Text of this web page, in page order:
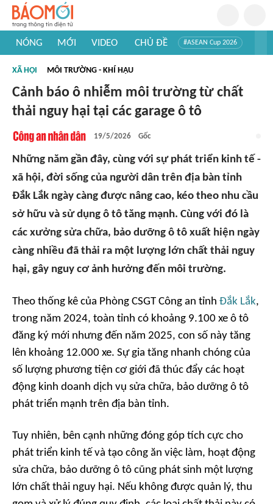
NÓNG MỚI VIDEO CHỦ ĐỀ #ASEAN Cup 2026
#Khám phá thế giới
XÃ HỘI MÔI TRƯỜNG - KHÍ HẬU
Cảnh báo ô nhiễm môi trường từ chất
thải nguy hại tại các garage ô tô
19/5/2026 Gốc
Những năm gần đây, cùng với sự phát triển kinh tế -
xã hội, đời sống của người dân trên địa bàn tỉnh
Đắk Lắk ngày càng được nâng cao, kéo theo nhu cầu
sở hữu và sử dụng ô tô tăng mạnh. Cùng với đó là
các xưởng sửa chữa, bảo dưỡng ô tô xuất hiện ngày
càng nhiều đã thải ra một lượng lớn chất thải nguy
hại, gây nguy cơ ảnh hưởng đến môi trường.
Theo thống kê của Phòng CSGT Công an tỉnh Đắk Lắk,
trong năm 2024, toàn tỉnh có khoảng 9.100 xe ô tô
đăng ký mới nhưng đến năm 2025, con số này tăng
lên khoảng 12.000 xe. Sự gia tăng nhanh chóng của
số lượng phương tiện cơ giới đã thúc đẩy các hoạt
động kinh doanh dịch vụ sửa chữa, bảo dưỡng ô tô
phát triển mạnh trên địa bàn tỉnh.
Tuy nhiên, bên cạnh những đóng góp tích cực cho
phát triển kinh tế và tạo công ăn việc làm, hoạt động
sửa chữa, bảo dưỡng ô tô cũng phát sinh một lượng
lớn chất thải nguy hại. Nếu không được quản lý, thu